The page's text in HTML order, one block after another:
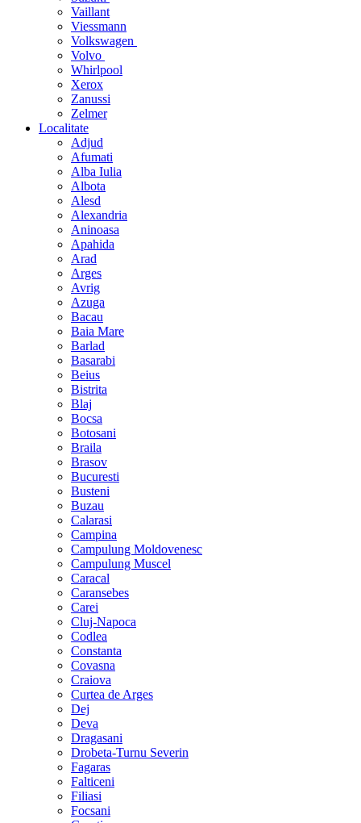
Vaillant
Viessmann
Volkswagen
Volvo
Whirlpool
Xerox
Zanussi
Zelmer
Localitate
Adjud
Afumati
Alba Iulia
Albota
Alesd
Alexandria
Aninoasa
Apahida
Arad
Arges
Avrig
Azuga
Bacau
Baia Mare
Barlad
Basarabi
Beius
Bistrita
Blaj
Bocsa
Botosani
Braila
Brasov
Bucuresti
Busteni
Buzau
Calarasi
Campina
Campulung Moldovenesc
Campulung Muscel
Caracal
Caransebes
Carei
Cluj-Napoca
Codlea
Constanta
Covasna
Craiova
Curtea de Arges
Dej
Deva
Dragasani
Drobeta-Turnu Severin
Fagaras
Falticeni
Filiasi
Focsani